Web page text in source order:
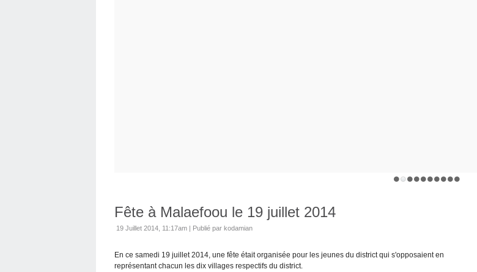
Fête à Malaefoou le 19 juillet 2014
19 Juillet 2014, 11:17am | Publié par kodamian
En ce samedi 19 juillet 2014, une fête était organisée pour les jeunes du district qui s'opposaient en
représentant chacun les dix villages respectifs du district.